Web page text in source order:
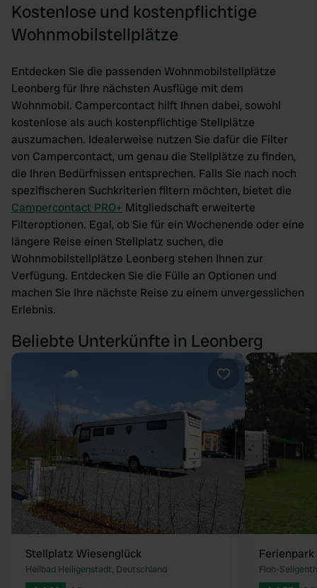
Kostenlose und kostenpflichtige
Wohnmobilstellplätze
Entdecken Sie die passenden Wohnmobilstellplätze
Leonberg für Ihre nächsten Ausflüge mit dem
Wohnmobil. Campercontact hilft Ihnen dabei, sowohl
kostenlose als auch kostenpflichtige Stellplätze
auszumachen. Idealerweise nutzen Sie dafür die Filter
von Campercontact, um genau die Stellplätze zu finden,
die Ihren Bedürfnissen entsprechen. Falls Sie nach noch
spezifischeren Suchkriterien filtern möchten, bietet die
Campercontact PRO+ Mitgliedschaft erweiterte
Filteroptionen. Egal, ob Sie für ein Wochenende oder eine
längere Reise einen Stellplatz suchen, die
Wohnmobilstellplätze Leonberg stehen Ihnen zur
Verfügung. Entdecken Sie die Fülle an Optionen und
machen Sie Ihre nächste Reise zu einem unvergesslichen
Erlebnis.
Beliebte Unterkünfte in Leonberg
Favorit
Stellplatz Wiesenglück
Heilbad Heiligenstadt, Deutschland Floh-